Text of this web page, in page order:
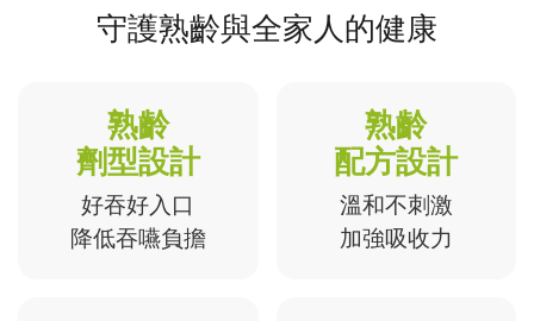
守護熟齡與全家人的健康
熟齡
劑型設計
好吞好入口
降低吞嚥負擔
熟齡
配方設計
溫和不刺激
加強吸收力